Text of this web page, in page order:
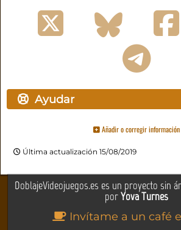
Ayudar
Añadir o corregir información
Última actualización 15/08/2019
DoblajeVideojuegos.es es un proyecto sin
porYova Turnes
Invítame a un café